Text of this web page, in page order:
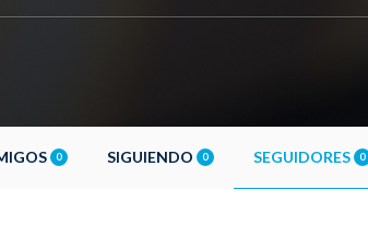
0 SIGUIENDO 0 SEGUIDORES 0